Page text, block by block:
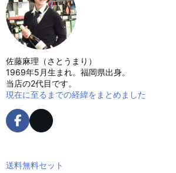
佐藤麻理（さとうまり）
1969年5月生まれ。福岡県出身。
当店の2代目です。
現在に至るまでの経緯をまとめました
送料無料セット